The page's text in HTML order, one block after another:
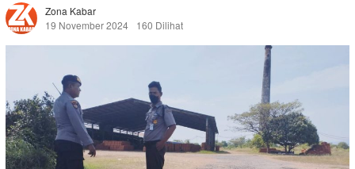
Zona Kabar
19 November 2024
160 Dilihat